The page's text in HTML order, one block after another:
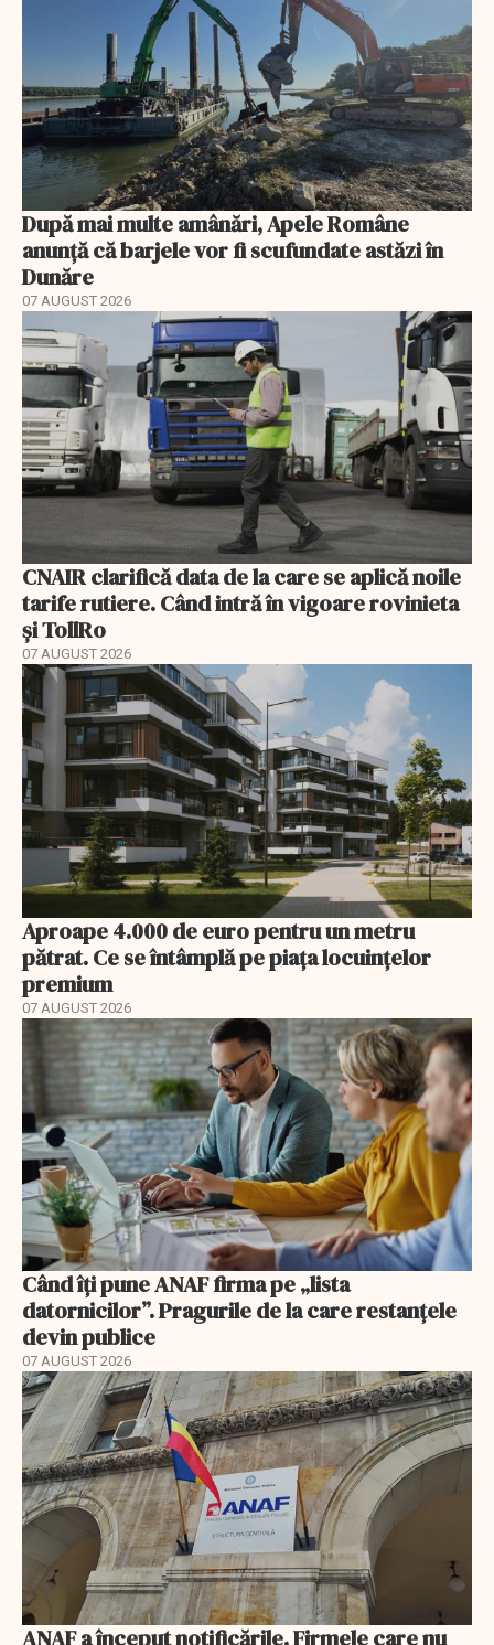
După mai multe amânări, Apele Române
anunță că barjele vor fi scufundate astăzi în
Dunăre
07 AUGUST 2026
CNAIR clarifică data de la care se aplică noile
tarife rutiere. Când intră în vigoare rovinieta
și TollRo
07 AUGUST 2026
Aproape 4.000 de euro pentru un metru
pătrat. Ce se întâmplă pe piața locuințelor
premium
07 AUGUST 2026
Când îți pune ANAF firma pe „lista
datornicilor”. Pragurile de la care restanțele
devin publice
07 AUGUST 2026
ANAF a început notificările. Firmele care nu